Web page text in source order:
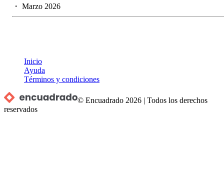
・ Marzo 2026
Inicio
Ayuda
Términos y condiciones
© Encuadrado 2026 |Todos los derechos
reservados